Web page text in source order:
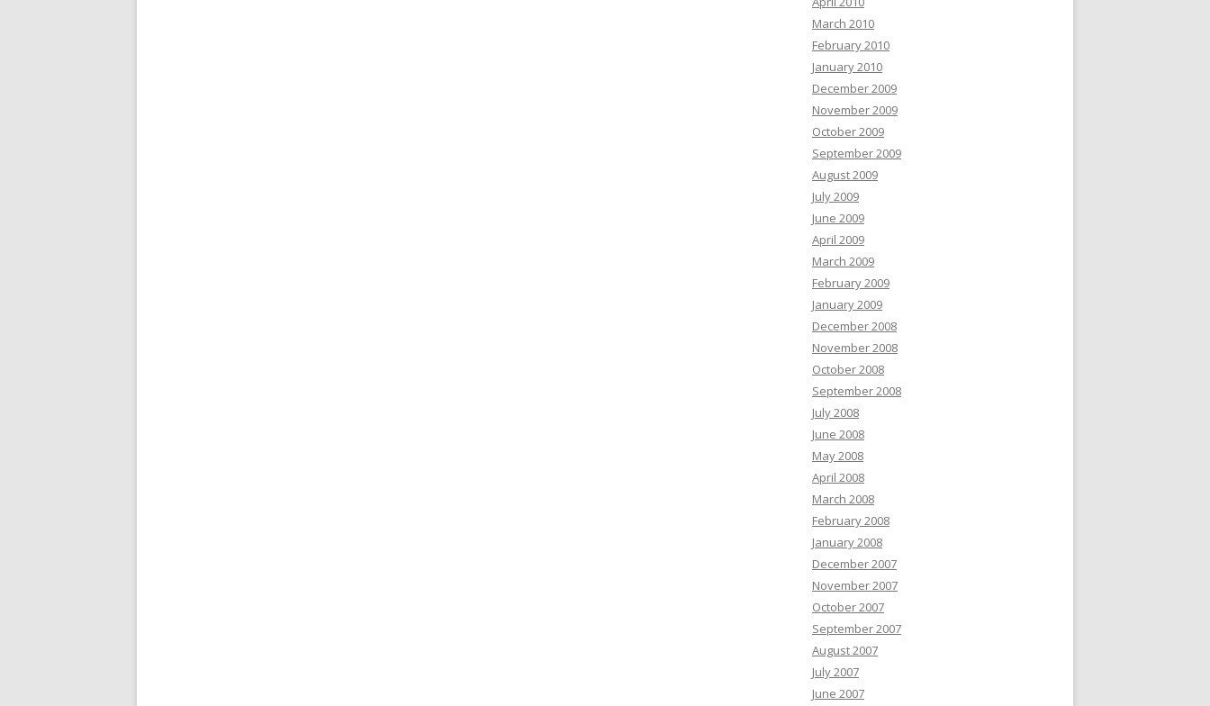
March 2010
February 2010
January 2010
December 2009
November 2009
October 2009
September 2009
August 2009
July 2009
June 2009
April 2009
March 2009
February 2009
January 2009
December 2008
November 2008
October 2008
September 2008
July 2008
June 2008
May 2008
April 2008
March 2008
February 2008
January 2008
December 2007
November 2007
October 2007
September 2007
August 2007
July 2007
June 2007